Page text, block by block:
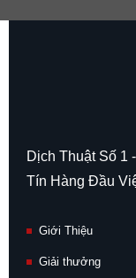
Dịch Thuật Số 1
Tín Hàng Đầu
Giới Thiệu
Giải thưởng